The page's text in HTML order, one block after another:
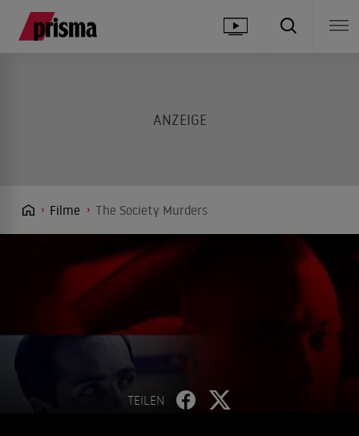
Filme The Society Murders
TEILEN